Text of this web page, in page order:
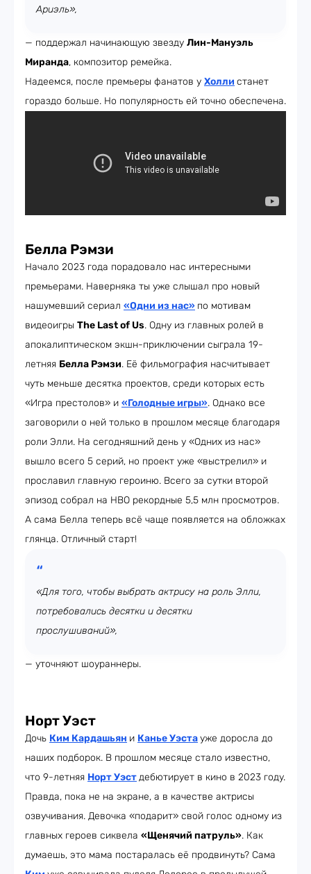
Ариэль»,
— поддержал начинающую звезду Лин-Мануэль
Миранда, композитор ремейка.
Надеемся, после премьеры фанатов у Холли станет
гораздо больше. Но популярность ей точно обеспечена.
Белла Рэмзи
Начало 2023 года порадовало нас интересными
премьерами. Наверняка ты уже слышал про новый
нашумевший сериал «Одни из нас» по мотивам
видеоигры The Last of Us. Одну из главных ролей в
апокалиптическом экшн-приключении сыграла 19-
летняя Белла Рэмзи. Её фильмография насчитывает
чуть меньше десятка проектов, среди которых есть
«Игра престолов» и «Голодные игры». Однако все
заговорили о ней только в прошлом месяце благодаря
роли Элли. На сегодняшний день у «Одних из нас»
вышло всего 5 серий, но проект уже «выстрелил» и
прославил главную героиню. Всего за сутки второй
эпизод собрал на HBO рекордные 5,5 млн просмотров.
А сама Белла теперь всё чаще появляется на обложках
глянца. Отличный старт!
«Для того, чтобы выбрать актрису на роль Элли,
потребовались десятки и десятки
прослушиваний»,
— уточняют шоураннеры.
Норт Уэст
Дочь Ким Кардашьян и Канье Уэстауже доросла до
наших подборок. В прошлом месяце стало известно,
что 9-летняя Норт Уэстдебютирует в кино в 2023 году.
Правда, пока не на экране, а в качестве актрисы
озвучивания. Девочка «подарит» свой голос одному из
главных героев сиквела «Щенячий патруль». Как
думаешь, это мама постаралась её продвинуть? Сама